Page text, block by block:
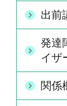
出前
発達
イザ
関係